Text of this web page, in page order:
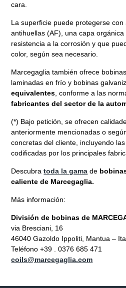
cara.
La superficie puede protegerse
antihuellas (AF), una capa
resistencia a la corrosión y que
color, según sea necesario.
Marcegaglia también ofrece
laminadas en frío y bobinas
equivalentes , conforme a las
fabricantes del sector de la
(*) Bajo petición, se ofrecen
anteriormente mencionadas o
concretas del cliente, incluyendo
codificadas por los principales
Descubratoda la gama de
caliente de Marcegaglia.
Más información:
División de bobinas de
via Bresciani, 16
46040 Gazoldo Ippoliti, Mantua –
Teléfono +39 . 0376 685 471
coils@marcegaglia.com